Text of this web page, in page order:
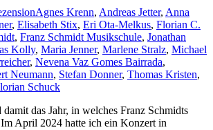
Agnes Krenn, Andreas Jetter, Anna
, Elisabeth Stix, Eri Ota-Melkus, Florian C.
, Franz Schmidt Musikschule, Jonathan
Kolly, Maria Jenner, Marlene Stralz, Michael
, Nevena Vaz Gomes Bairrada,
Neumann, Stefan Donner, Thomas Kristen,
Schuck
das Jahr, in welches Franz Schmidts
April 2024 hatte ich ein Konzert in